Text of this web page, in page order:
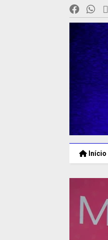
Início